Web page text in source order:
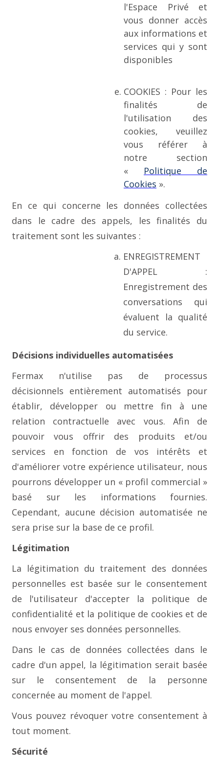
l'Espace Privé et
vous donner accès
aux informations et
services qui y sont
disponibles
COOKIES : Pour les
finalités de
l'utilisation des
cookies, veuillez
vous référer à
notre section
« Politique de
Cookies ».
En ce qui concerne les données collectées
dans le cadre des appels, les finalités du
traitement sont les suivantes :
ENREGISTREMENT
D'APPEL :
Enregistrement des
conversations qui
évaluent la qualité
du service.
Décisions individuelles automatisées
Fermax n'utilise pas de processus
décisionnels entièrement automatisés pour
établir, développer ou mettre fin à une
relation contractuelle avec vous. Afin de
pouvoir vous offrir des produits et/ou
services en fonction de vos intérêts et
d'améliorer votre expérience utilisateur, nous
pourrons développer un « profil commercial »
basé sur les informations fournies.
Cependant, aucune décision automatisée ne
sera prise sur la base de ce profil.
Légitimation
La légitimation du traitement des données
personnelles est basée sur le consentement
de l'utilisateur d'accepter la politique de
confidentialité et la politique de cookies et de
nous envoyer ses données personnelles.
Dans le cas de données collectées dans le
cadre d'un appel, la légitimation serait basée
sur le consentement de la personne
concernée au moment de l'appel.
Vous pouvez révoquer votre consentement à
tout moment.
Sécurité